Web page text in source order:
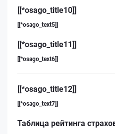
[[*osago_title10]]
[[*osago_text5]]
[[*osago_title11]]
[[*osago_text6]]
[[*osago_title12]]
[[*osago_text7]]
Таблица рейтинга